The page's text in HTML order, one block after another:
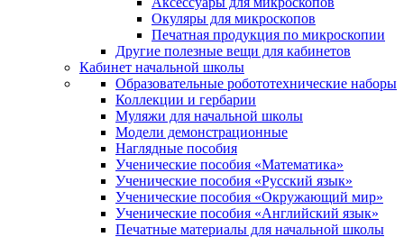
Окуляры для микроскопов
Печатная продукция по микроскопии
Другие полезные вещи для кабинетов
Кабинет начальной школы
Образовательные робототехнические наборы
Коллекции и гербарии
Муляжи для начальной школы
Модели демонстрационные
Наглядные пособия
Ученические пособия «Математика»
Ученические пособия «Русский язык»
Ученические пособия «Окружающий мир»
Ученические пособия «Английский язык»
Печатные материалы для начальной школы